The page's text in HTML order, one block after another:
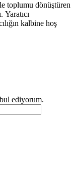
toplumu dönüştüren
kalbine hoş
ediyorum.